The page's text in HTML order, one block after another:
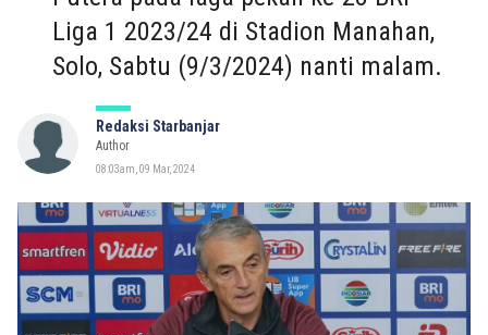
Liga 1 2023/24 di Stadion Manahan,
Solo, Sabtu (9/3/2024) nanti malam.
Redaksi Starbanjar
Author
08:03am, 09 Mar, 2024